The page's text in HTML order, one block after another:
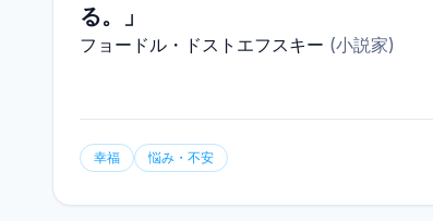
る。」
フョードル・ドストエフスキー (小説家)
幸福 悩み・不安